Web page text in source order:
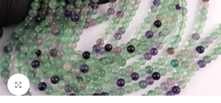
Haga clic para ampliar